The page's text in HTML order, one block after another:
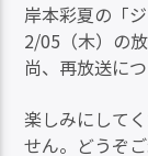
岸本彩夏の「
2/05（木）の
尚、再放送に
楽しみにして
せん。どうぞ